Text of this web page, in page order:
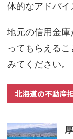
体的なアドバイ
地元の信用金
ってもらえる
みてください。
北海道の不動産